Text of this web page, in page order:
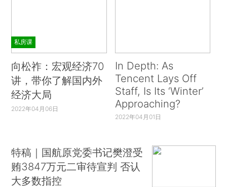
经济学的研究面临着一个有趣且有挑战性的未
来。”（Williamson，2010，第687页）
交易成本经济学的未来是本文的重点。就像在
他之前的罗纳德•科斯一样，威廉姆森选择了解决
基本问题的方法，因此这项任务比之前容易很多。
依然非常鲜活，也就是说，它们可能会永远存在于
我们身边。
私房课
向松祚：宏观经济70
讲，带你了解国内外
经济大局
2022年04月06日
In Depth: As
Tencent Lays Off
Staff, Is Its ‘Winter’
Approaching?
2022年04月01日
特稿｜国航原党委书记樊澄受
贿3847万元二审待宣判 否认
大多数指控